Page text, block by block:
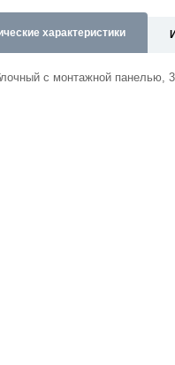
характеристики
с монтажной панелью,